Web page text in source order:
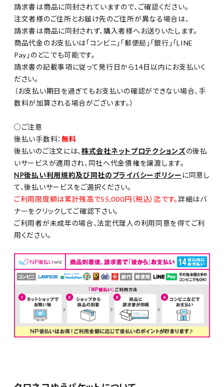
請求書は商品に同封されていますので、ご確認ください。
注文者様のご住所とお届け先のご住所が異なる場合は、
請求書は商品に同封されず、購入者様へお送りいたします。
商品代金のお支払いは「コンビニ」「郵便局」「銀行」「LINE
Pay」のどこでも可能です。
請求書の記載事項に従って発行日から14日以内にお支払いく
ださい。
（お支払い期日を過ぎてもお支払いの確認ができない場合、手
数料が加算される場合がございます。）
○ご注意
後払い手数料： 無料
後払いのご注文には、 株式会社ネットプロテクションズの後払
いサービスが適用され、同社へ代金債権を譲渡します。
NP後払い利用規約及び同社のプライバシーポリシー に同意し
て、後払いサービスをご選択ください。
ご利用限度額は累計残高で55,000円（税込）迄です。詳細はバ
ナーをクリックしてご確認下さい。
ご利用者が未成年の場合、法定代理人の利用同意を得てご利
用ください。